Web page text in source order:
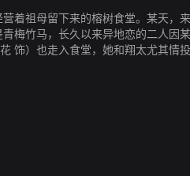
着祖母留下来的榕树食堂。某天，
梅竹马，长久以来异地恋的二人因
饰）也走入食堂，她和翔太尤其情